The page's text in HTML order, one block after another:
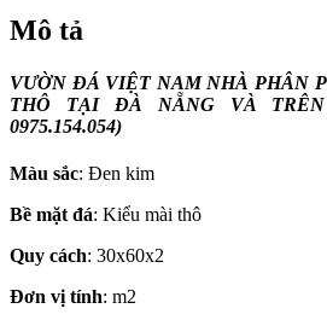
Mô tả
VƯỜN ĐÁ VIỆT NAM NHÀ PHÂN
THÔ TẠI ĐÀ NẴNG VÀ
0975.154.054)
Màu sắc: Đen kim
Bề mặt đá: Kiểu mài thô
Quy cách: 30x60x2
Đơn vị tính: m2